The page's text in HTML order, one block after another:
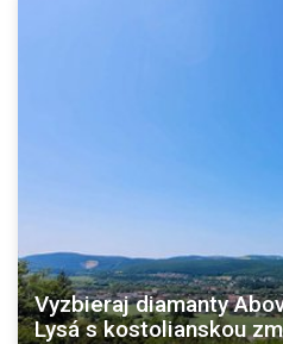
odškrtnúť si ďalší z bodov
Vyzbieraj diamanty
Lysá s kostolianskou